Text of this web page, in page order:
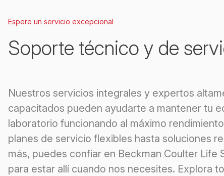
Espere un servicio excepcional
Soporte técnico y de
Nuestros servicios integrales y expertos
capacitados pueden ayudarte a mantener tu
laboratorio funcionando al máximo
planes de servicio flexibles hasta soluciones
más, puedes confiar en Beckman Coulter Life
para estar allí cuando nos necesites. Explora